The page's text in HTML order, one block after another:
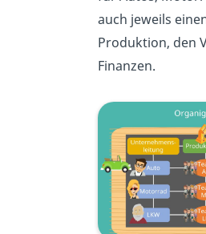
auch jeweils
Produktion, den
Finanzen.